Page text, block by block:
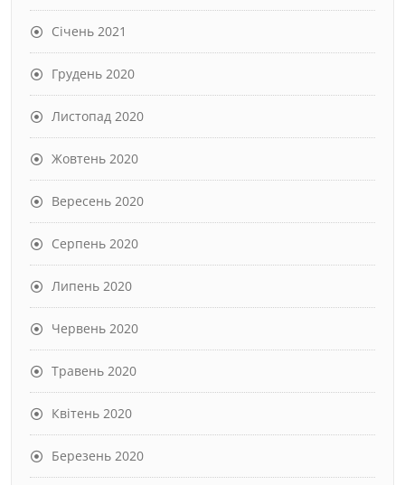
Січень 2021
Грудень 2020
Листопад 2020
Жовтень 2020
Вересень 2020
Серпень 2020
Липень 2020
Червень 2020
Травень 2020
Квітень 2020
Березень 2020